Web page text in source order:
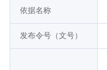
依据名称
发布令号（文号）